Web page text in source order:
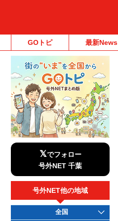
GOトピ 最新News
𝕏でフォロー
号外NET 千葉
号外NET他の地域
全国